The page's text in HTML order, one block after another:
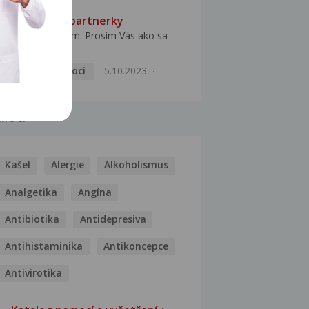
HPV typ 52 u partnerky
Dobrý deň prajem. Prosím Vás ako sa
Pohlavní nemoci
5.10.2023
Kašel Alergie Alkoholismus
Analgetika Angína
Antibiotika Antidepresiva
Antihistaminika Antikoncepce
Antivirotika